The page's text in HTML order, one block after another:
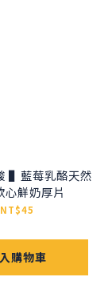
心鮮奶厚片
NT$45
購物車